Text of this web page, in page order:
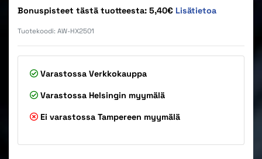
Bonuspisteet tästä tuotteesta: 5,40€ Lisätietoa
Tuotekoodi: AW-HX2501
Varastossa Verkkokauppa
Varastossa Helsingin myymälä
Ei varastossa Tampereen myymälä